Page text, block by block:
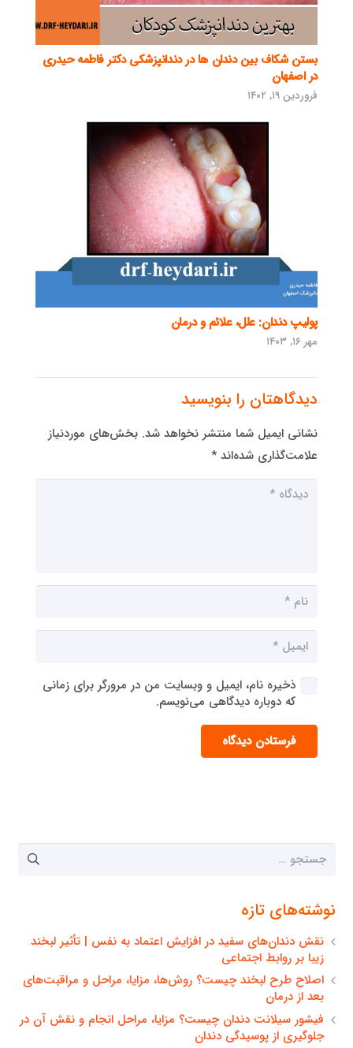
بستن شکاف بین دندان ها در دندانپزشکی دکتر فاطمه حیدری
در اصفهان
فروردین ۱۹, ۱۴۰۲
پولیپ دندان: علل، علائم و درمان
مهر ۱۶, ۱۴۰۳
دیدگاهتان را بنویسید
نشانی ایمیل شما منتشر نخواهد شد. بخش‌های موردنیاز
علامت‌گذاری شده‌اند *
ذخیره نام، ایمیل و وبسایت من در مرورگر برای زمانی
که دوباره دیدگاهی می‌نویسم.
فرستادن دیدگاه
جستجو
نوشته‌های تازه
نقش دندان‌های سفید در افزایش اعتماد به نفس | تأثیر لبخند
زیبا بر روابط اجتماعی
اصلاح طرح لبخند چیست؟ روش‌ها، مزایا، مراحل و مراقبت‌های
بعد از درمان
فیشور سیلانت دندان چیست؟ مزایا، مراحل انجام و نقش آن در
جلوگیری از پوسیدگی دندان